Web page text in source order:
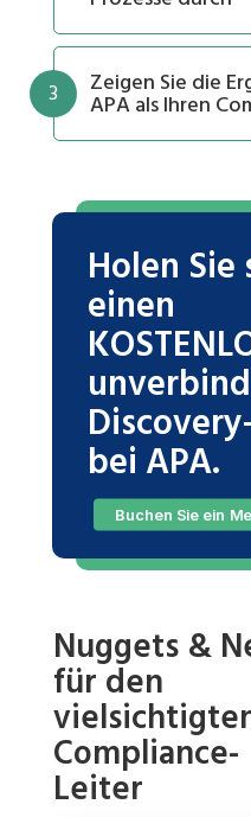
3 Zeigen Sie die
APA als Ihren
Holen Sie
einen
bei APA.
Buchen Sie ein
Nuggets &
für den
Compliance-
Leiter